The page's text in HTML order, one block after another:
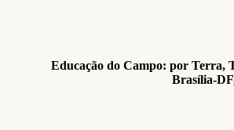
Educação do Campo: por Terra,
Brasília-